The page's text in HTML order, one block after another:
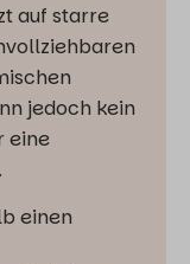
auf starre
jedoch kein
eine
einen